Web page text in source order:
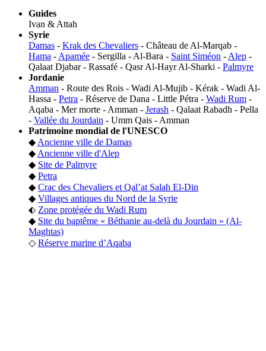
Guides
Ivan & Attah
Syrie
Damas - Krak des Chevaliers - Château de Al-Marqab -
Hama - Apamée - Sergilla - Al-Bara - Saint Siméon - Alep -
Qalaat Djabar - Rassafé - Qasr Al-Hayr Al-Sharki - Palmyre
Jordanie
Amman - Route des Rois - Wadi Al-Mujib - Kérak - Wadi Al-
Hassa - Petra - Réserve de Dana - Little Pétra - Wadi Rum -
Aqaba - Mer morte - Amman - Jerash - Qalaat Rabadh - Pella
- Vallée du Jourdain - Umm Qais - Amman
Patrimoine mondial de l'UNESCO
◆ Ancienne ville de Damas
◆ Ancienne ville d'Alep
◆ Site de Palmyre
◆ Petra
◆ Crac des Chevaliers et Qal’at Salah El-Din
◆ Villages antiques du Nord de la Syrie
⬖ Zone protégée du Wadi Rum
◆ Site du baptême « Béthanie au-delà du Jourdain » (Al-
Maghtas)
◇ Réserve marine d’Aqaba